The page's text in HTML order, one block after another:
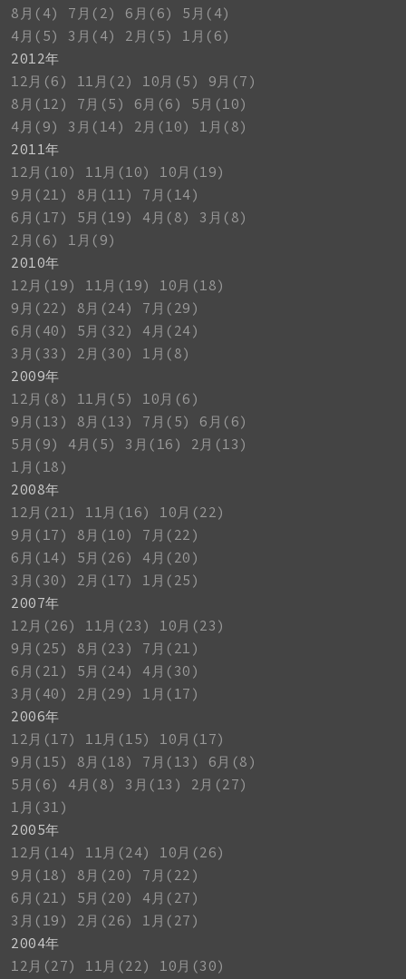
8月(4)
7月(2) 6月(6)
5月(4)
4月(5)
3月(4) 2月(5)
1月(6)
2012年
12月(6)
11月(2) 10月(5)
9月(7)
8月(12)
7月(5) 6月(6)
5月(10)
4月(9)
3月(14) 2月(10)
1月(8)
2011年
12月(10)
11月(10)
10月(19)
9月(21)
8月(11)
7月(14)
6月(17)
5月(19) 4月(8)
3月(8)
2月(6)
1月(9)
2010年
12月(19)
11月(19)
10月(18)
9月(22)
8月(24)
7月(29)
6月(40)
5月(32)
4月(24)
3月(33)
2月(30)
1月(8)
2009年
12月(8)
11月(5)
10月(6)
9月(13)
8月(13) 7月(5)
6月(6)
5月(9)
4月(5) 3月(16)
2月(13)
1月(18)
2008年
12月(21)
11月(16)
10月(22)
9月(17)
8月(10)
7月(22)
6月(14)
5月(26)
4月(20)
3月(30)
2月(17)
1月(25)
2007年
12月(26)
11月(23)
10月(23)
9月(25)
8月(23)
7月(21)
6月(21)
5月(24)
4月(30)
3月(40)
2月(29)
1月(17)
2006年
12月(17)
11月(15)
10月(17)
9月(15)
8月(18) 7月(13)
6月(8)
5月(6)
4月(8) 3月(13)
2月(27)
1月(31)
2005年
12月(14)
11月(24)
10月(26)
9月(18)
8月(20)
7月(22)
6月(21)
5月(20)
4月(27)
3月(19)
2月(26)
1月(27)
2004年
12月(27)
11月(22) 10月(30)